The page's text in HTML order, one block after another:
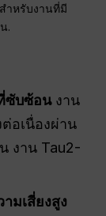
ำหรับงานที่มี
.
ซับซ้อนงาน
อเนื่องผ่าน
งาน Tau2-
มเสี่ยงสูง